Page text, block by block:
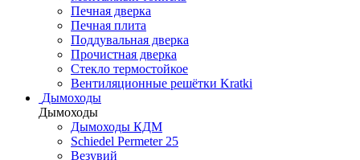
Печная дверка
Печная плита
Поддувальная дверка
Прочистная дверка
Стекло термостойкое
Вентиляционные решётки Kratki
Дымоходы
Дымоходы
Дымоходы КДМ
Schiedel Permeter 25
Везувий